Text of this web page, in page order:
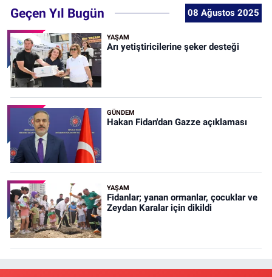
Geçen Yıl Bugün 08 Ağustos 2025
YAŞAM
Arı yetiştiricilerine şeker desteği
GÜNDEM
Hakan Fidan'dan Gazze açıklaması
YAŞAM
Fidanlar; yanan ormanlar, çocuklar ve
Zeydan Karalar için dikildi